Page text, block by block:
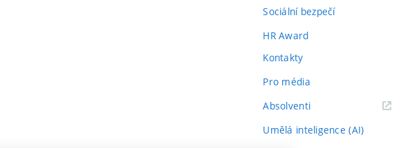
Sociální bezpečí
HR Award
Kontakty
Pro média
Absolventi(externí
Umělá inteligence (AI)